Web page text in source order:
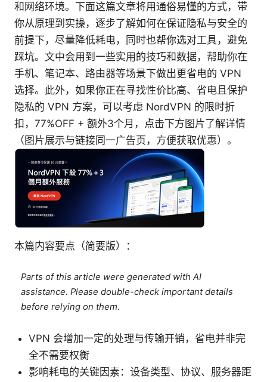
和网络环境。下面这篇文章将用通俗易懂的方式，带
你从原理到实操，逐步了解如何在保证隐私与安全的
前提下，尽量降低耗电，同时也帮你选对工具，避免
踩坑。文中会用到一些实用的技巧和数据，帮助你在
手机、笔记本、路由器等场景下做出更省电的 VPN
选择。此外，如果你正在寻找性价比高、省电且保护
隐私的 VPN 方案，可以考虑 NordVPN 的限时折
扣，77%OFF + 额外3个月，点击下方图片了解详情
（图片展示与链接同一广告页，方便获取优惠）。
本篇内容要点（简要版）：
Parts of this article were generated with AI
assistance. Please double-check important details
before relying on them.
VPN 会增加一定的处理与传输开销，省电并非完
全不需要权衡
影响耗电的关键因素：设备类型、协议、服务器距